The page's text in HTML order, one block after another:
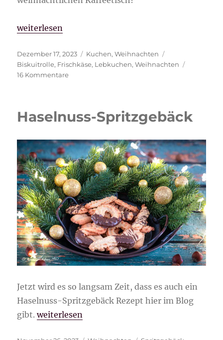
„Lebkuchen-Biskuitrolle“
weiterlesen
Veröffentlicht
am
Dezember 17, 2023 Kategorien
Kuchen,Weihnachten
Biskuitrolle, Frischkäse, Lebkuchen,Weihnachten
16 Kommentarezu
Haselnuss-Spritzgebäck
Jetzt wird es so langsam Zeit, dass es auch ein
Haselnuss-Spritzgebäck Rezept hier im Blog
gibt.„Haselnuss-Spritzgebäck“
weiterlesen